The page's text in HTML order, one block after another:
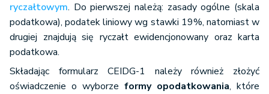
ryczałtowym. Do pierwszej należą: zasady ogólne (skala
podatkowa), podatek liniowy wg stawki 19%, natomiast w
drugiej znajdują się ryczałt ewidencjonowany oraz karta
podatkowa.
Składając formularz CEIDG-1 należy również złożyć
oświadczenie o wyborze formy opodatkowania, które